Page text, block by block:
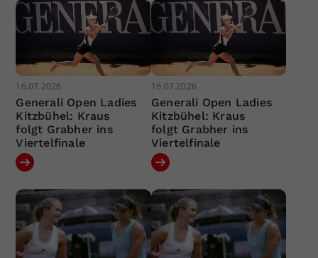
16.07.2026
Generali Open Ladies
Kitzbühel: Kraus
folgt Grabher ins
Viertelfinale
16.07.2026
Generali Open Ladies
Kitzbühel: Kraus
folgt Grabher ins
Viertelfinale